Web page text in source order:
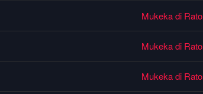
Mukeka di Rato
Mukeka di Rato
Mukeka di Rato